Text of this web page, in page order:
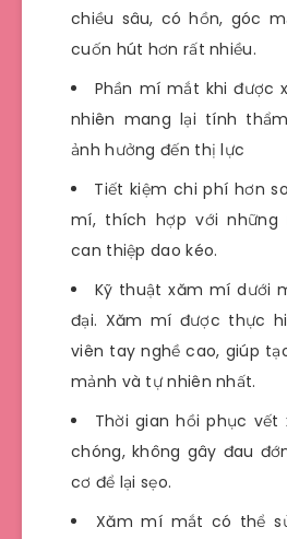
chiều sâu, có hồn, góc
cuốn hút hơn rất nhiều.
Phần mí mắt khi được
nhiên mang lại tính
ảnh hưởng đến thị lực
Tiết kiệm chi phí hơn
mí, thích hợp với những
can thiệp dao kéo.
Kỹ thuật xăm mí dưới
đại. Xăm mí được thực
viên tay nghề cao, giúp
mảnh và tự nhiên nhất.
Thời gian hồi phục
chóng, không gây đau
cơ để lại sẹo.
Xăm mí mắt có thể